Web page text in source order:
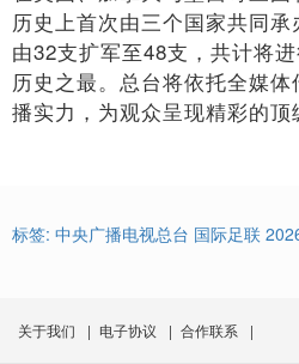
历史上首次由三个国家共同
由32支扩军至48支，共计将
历史之最。总台将依托全媒
播实力，为观众呈现精彩的顶
标签: 中央广播电视总台 国际足联
关于我们 | 电子协议 | 合作联系 |